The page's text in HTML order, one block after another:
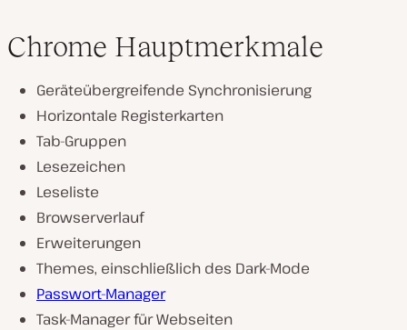
Chrome Hauptmerkmale
Geräteübergreifende Synchronisierung
Horizontale Registerkarten
Tab-Gruppen
Lesezeichen
Leseliste
Browserverlauf
Erweiterungen
Themes, einschließlich des Dark-Mode
Passwort-Manager
Task-Manager für Webseiten